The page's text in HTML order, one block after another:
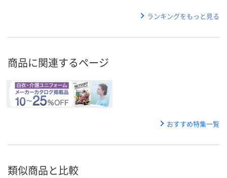
ランキングをもっと見る
商品に関連するページ
おすすめ特集一覧
類似商品と比較